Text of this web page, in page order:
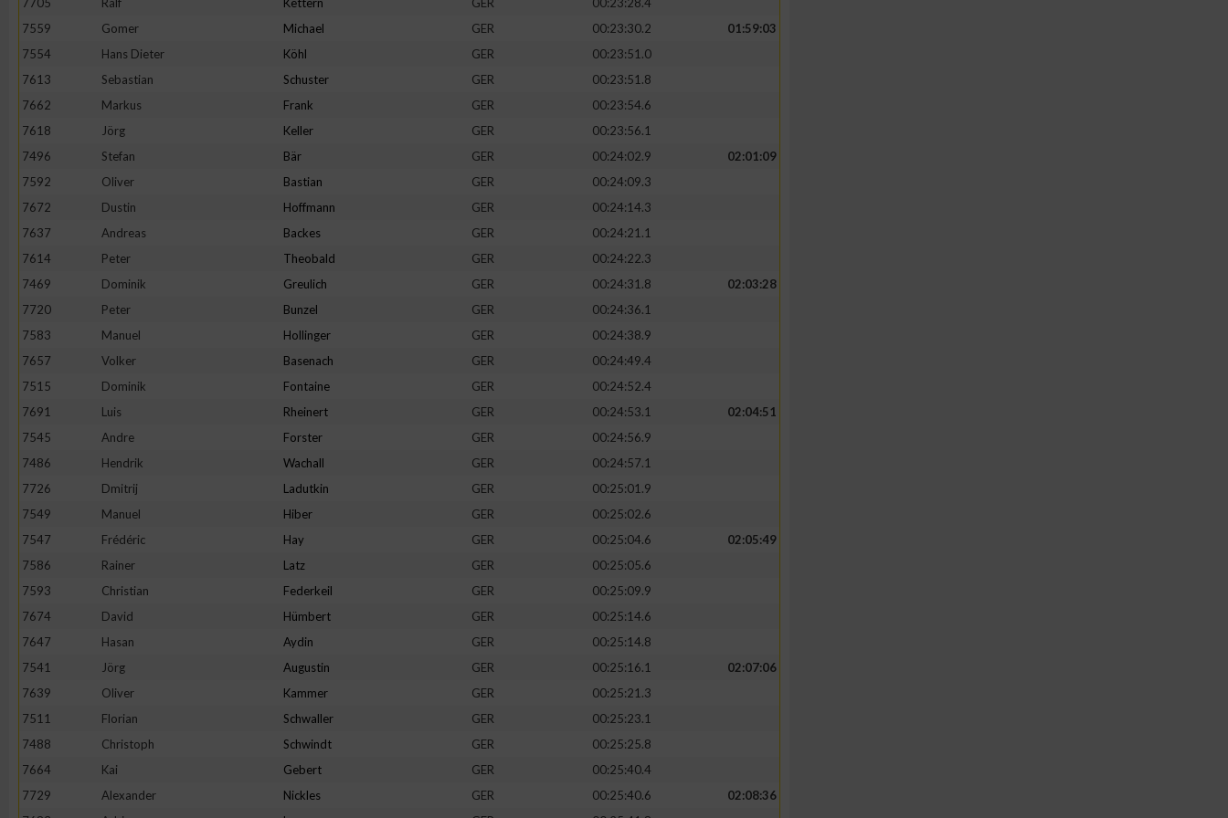
7559
Gomer Michael GER 00:23:30.2
01:59:03
7554
Hans Dieter Köhl GER
00:23:51.0
7613
Sebastian Schuster GER
00:23:51.8
7662
Markus Frank GER
00:23:54.6
7618
Jörg Keller GER
00:23:56.1
7496
Stefan Bär GER 00:24:02.9
02:01:09
7592
Oliver Bastian GER
00:24:09.3
7672
Dustin Hoffmann GER
00:24:14.3
7637
Andreas Backes GER
00:24:21.1
7614
Peter Theobald GER
00:24:22.3
7469
Dominik Greulich GER 00:24:31.8
02:03:28
7720
Peter Bunzel GER
00:24:36.1
7583
Manuel Hollinger GER
00:24:38.9
7657
Volker Basenach GER
00:24:49.4
7515
Dominik Fontaine GER
00:24:52.4
7691
Luis Rheinert GER 00:24:53.1
02:04:51
7545
Andre Forster GER
00:24:56.9
7486
Hendrik Wachall GER
00:24:57.1
7726
Dmitrij Ladutkin GER
00:25:01.9
7549
Manuel Hiber GER
00:25:02.6
7547
Frédéric Hay GER 00:25:04.6
02:05:49
7586
Rainer Latz GER
00:25:05.6
7593
Christian Federkeil GER
00:25:09.9
7674
David Hümbert GER
00:25:14.6
7647
Hasan Aydin GER
00:25:14.8
7541
Jörg Augustin GER 00:25:16.1
02:07:06
7639
Oliver Kammer GER
00:25:21.3
7511
Florian Schwaller GER
00:25:23.1
7488
Christoph Schwindt GER
00:25:25.8
7664
Kai Gebert GER
00:25:40.4
7729
Alexander Nickles GER 00:25:40.6
02:08:36
Erstellung von Profilen zur Personalisierung von Inhalten
Messung der Werbeleistung
Messung der Performance von Inhalten
Analyse von Zielgruppen durch Statistiken oder Kombinationen von Daten aus
Entwicklung und Verbesserung der Angebote
IAB-Besonderheiten:
Geräte anhand von aktiv angeforderten Informationen identifizieren
Nicht-IAB-Verarbeitungszwecke:
Notwendig
Performance
Funktional